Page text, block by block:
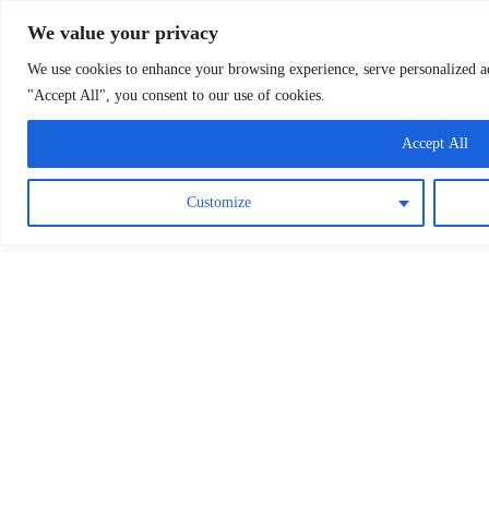
We value your privacy
We use cookies to enhance your browsing experience, serve
"Accept All", you consent to our use of cookies.
Customize
Accept All
Osterreichische Pfarreie